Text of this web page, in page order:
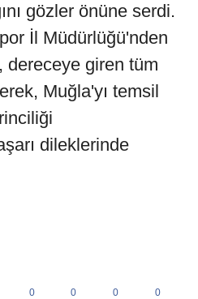
gözler önüne serdi.
İl Müdürlüğü'nden
dereceye giren tüm
Muğla'yı temsil
dileklerinde